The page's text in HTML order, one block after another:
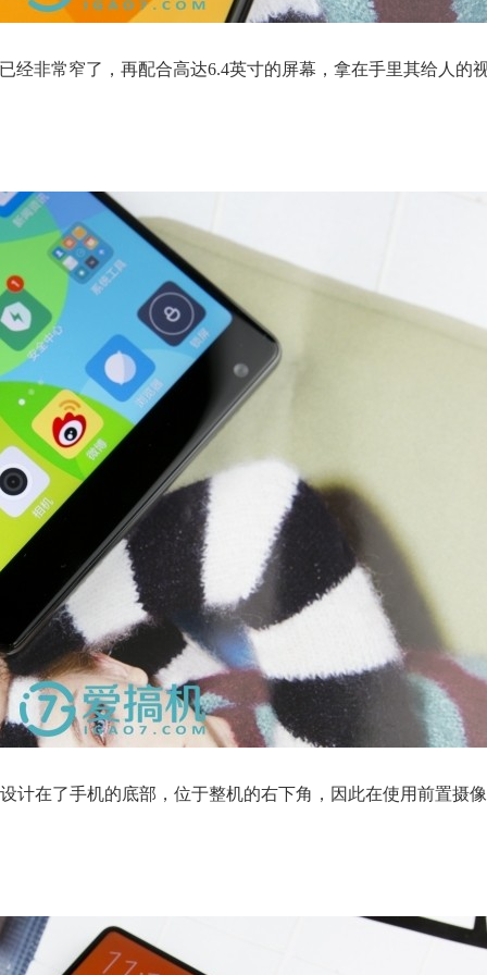
经非常窄了，再配合高达6.4英寸的屏幕，拿在手里其给人的
计在了手机的底部，位于整机的右下角，因此在使用前置摄